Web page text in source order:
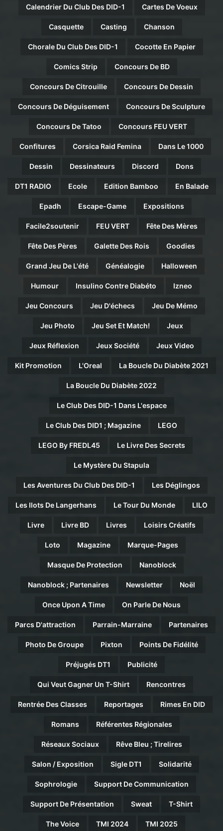
Calendrier Du Club Des DID-1 Cartes De Voeux
Casquette Casting Chanson
Chorale Du Club Des DID-1 Cocotte En Papier
Comics Strip Concours De BD
Concours De Citrouille Concours De Dessin
Concours De Déguisement Concours De Sculpture
Concours De Tatoo Concours FEU VERT
Confitures Corsica Raid Femina Dans Le 1000
Dessin Dessinateurs Discord Dons
DT1 RADIO Ecole Edition Bamboo En Balade
Epadh Escape-Game Expositions
Facile2soutenir FEU VERT Fête Des Mères
Fête Des Pères Galette Des Rois Goodies
Grand Jeu De L'été Généalogie Halloween
Humour Insulino Contre Diabéto Izneo
Jeu Concours Jeu D'échecs Jeu De Mémo
Jeu Photo Jeu Set Et Match! Jeux
Jeux Réflexion Jeux Société Jeux Video
Kit Promotion L'Oreal La Boucle Du Diabète 2021
La Boucle Du Diabète 2022
Le Club Des DID-1 Dans L'espace
Le Club Des DID1 ; Magazine LEGO
LEGO By FREDL45 Le Livre Des Secrets
Le Mystère Du Stapula
Les Aventures Du Club Des DID-1 Les Déglingos
Les Ilots De Langerhans Le Tour Du Monde LILO
Livre Livre BD Livres Loisirs Créatifs
Loto Magazine Marque-Pages
Masque De Protection Nanoblock
Nanoblock ; Partenaires Newsletter Noël
Once Upon A Time On Parle De Nous
Parcs D'attraction Parrain-Marraine Partenaires
Photo De Groupe Pixton Points De Fidélité
Préjugés DT1 Publicité
Qui Veut Gagner Un T-Shirt Rencontres
Rentrée Des Classes Reportages Rimes En DID
Romans Référentes Régionales
Réseaux Sociaux Rêve Bleu ; Tirelires
Salon / Exposition Sigle DT1 Solidarité
Sophrologie Support De Communication
Support De Présentation Sweat T-Shirt
The Voice TMI 2024 TMI 2025